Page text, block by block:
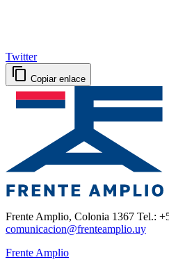
Twitter
Copiar enlace
Frente Amplio, Colonia 1367 Tel.:
comunicacion@frenteamplio.uy
Frente Amplio